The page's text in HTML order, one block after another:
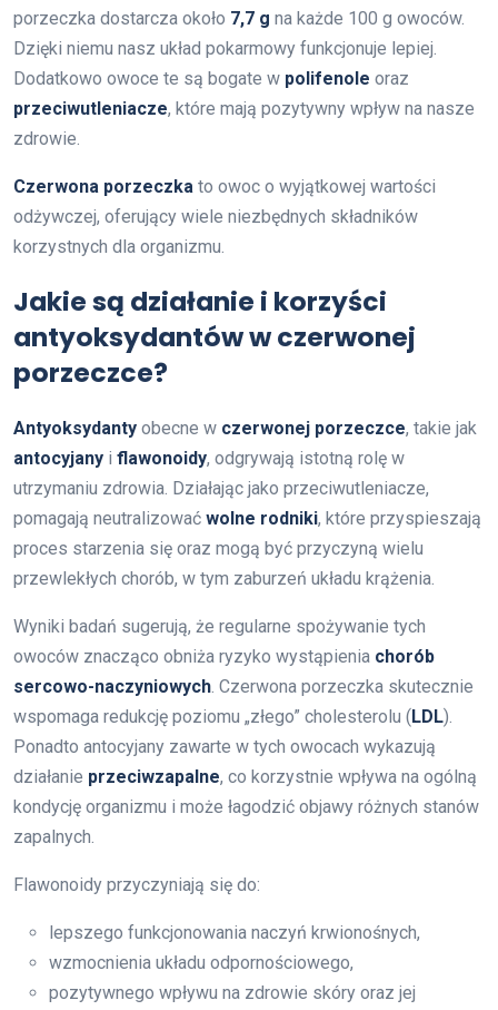
porzeczka dostarcza około 7,7 g na każde 100 g owoców.
Dzięki niemu nasz układ pokarmowy funkcjonuje lepiej.
Dodatkowo owoce te są bogate w polifenole oraz
przeciwutleniacze, które mają pozytywny wpływ na nasze
zdrowie.
Czerwona porzeczka to owoc o wyjątkowej wartości
odżywczej, oferujący wiele niezbędnych składników
korzystnych dla organizmu.
Jakie są działanie i korzyści
antyoksydantów w czerwonej
porzeczce?
Antyoksydanty obecne w czerwonej porzeczce, takie jak
antocyjany i flawonoidy, odgrywają istotną rolę w
utrzymaniu zdrowia. Działając jako przeciwutleniacze,
pomagają neutralizować wolne rodniki, które przyspieszają
proces starzenia się oraz mogą być przyczyną wielu
przewlekłych chorób, w tym zaburzeń układu krążenia.
Wyniki badań sugerują, że regularne spożywanie tych
owoców znacząco obniża ryzyko wystąpienia chorób
sercowo-naczyniowych . Czerwona porzeczka skutecznie
wspomaga redukcję poziomu „złego” cholesterolu (LDL).
Ponadto antocyjany zawarte w tych owocach wykazują
działanie przeciwzapalne, co korzystnie wpływa na ogólną
kondycję organizmu i może łagodzić objawy różnych stanów
zapalnych.
Flawonoidy przyczyniają się do:
lepszego funkcjonowania naczyń krwionośnych,
wzmocnienia układu odpornościowego,
pozytywnego wpływu na zdrowie skóry oraz jej